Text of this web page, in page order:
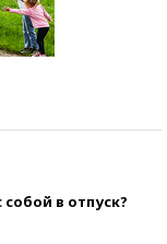
в отпуск?